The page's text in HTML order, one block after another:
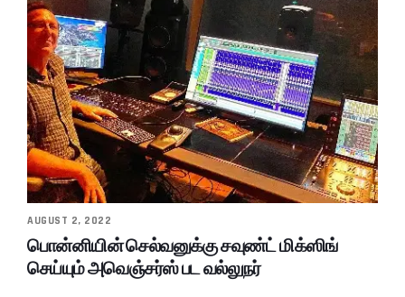
AUGUST 2, 2022
பொன்னியின் செல்வனுக்கு சவுண்ட் மிக்ஸிங்
செய்யும் அவெஞ்சர்ஸ் பட வல்லுநர்